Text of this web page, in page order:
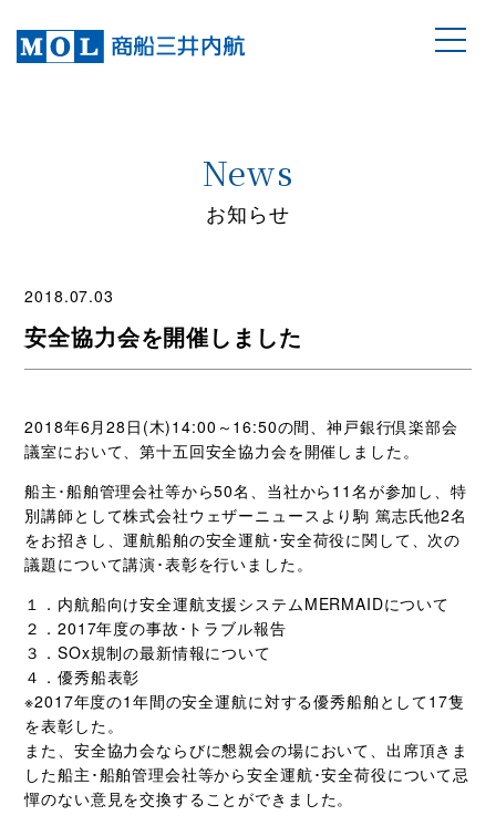
News
お知らせ
2018.07.03
安全協力会を開催しました
2018年6月28日(木)14:00～16:50の間、神戸銀行倶楽部会
議室において、第十五回安全協力会を開催しました。
船主･船舶管理会社等から50名、当社から11名が参加し、特
別講師として株式会社ウェザーニュースより駒 篤志氏他2名
をお招きし、運航船舶の安全運航･安全荷役に関して、次の
議題について講演･表彰を行いました。
１．内航船向け安全運航支援システムMERMAIDについて
２．2017年度の事故･トラブル報告
３．SOx規制の最新情報について
４．優秀船表彰
※2017年度の1年間の安全運航に対する優秀船舶として17隻
を表彰した。
また、安全協力会ならびに懇親会の場において、出席頂きま
した船主･船舶管理会社等から安全運航･安全荷役について忌
憚のない意見を交換することができました。